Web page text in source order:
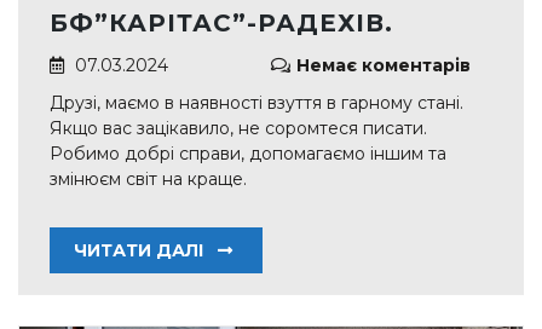
БФ”КАРІТАС”-РАДЕХІВ.
07.03.2024
Немає коментарів
Друзі, маємо в наявності взуття в гарному стані.
Якщо вас зацікавило, не соромтеся писати.
Робимо добрі справи, допомагаємо іншим та
змінюєм світ на краще.
ЧИТАТИ ДАЛІ